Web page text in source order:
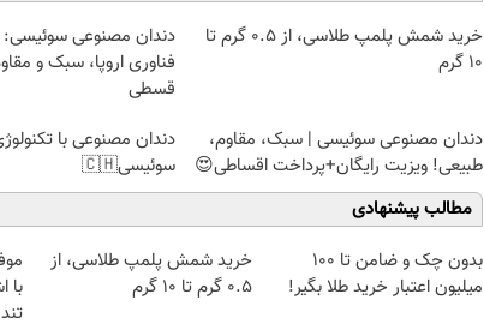
خرید شمش پلمپ طلاسی، از ۰.۵ گرم تا
۱۰ گرم
دندان مصنوعی سوئیسی:
فناوری اروپا، سبک و
قسطی
دندان مصنوعی سوئیسی | سبک، مقاوم،
طبیعی! ویزیت رایگان+پرداخت اقساطی😍
دندان مصنوعی با
سوئیسی🇨🇭
مطالب پیشنهادی
بدون چک و ضامن تا 100
میلیون اعتبار خرید طلا بگیر!
خرید شمش پلمپ طلاسی، از
۰.۵ گرم تا ۱۰ گرم
با